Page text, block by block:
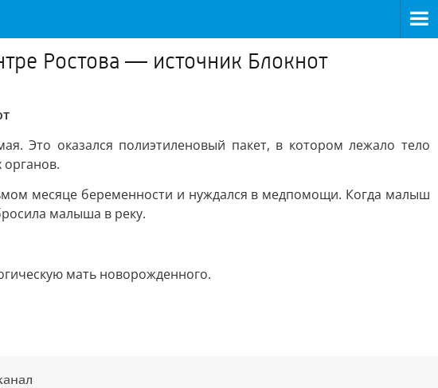
Ростова — источник Блокнот
Это оказался полиэтиленовый пакет, в котором лежало тело
месяце беременности и нуждался в медпомощи. Когда малыш
малыша в реку.
мать новорожденного.